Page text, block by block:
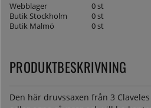
Webblager
0 st
Butik Stockholm
0 st
Butik Malmö
0 st
PRODUKTBESKRIVNING
Den här druvssaxen från 3